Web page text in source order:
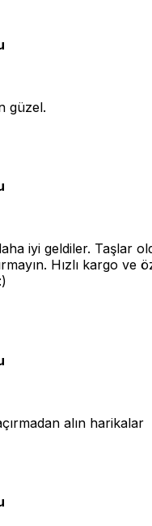
güzel.
iyi geldiler. Taşlar
Hızlı kargo ve
alın harikalar